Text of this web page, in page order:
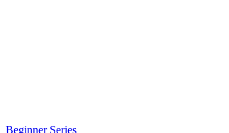
Beginner Series